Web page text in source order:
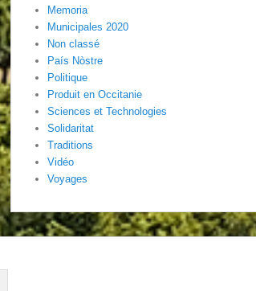
Memoria
Municipales 2020
Non classé
País Nòstre
Politique
Produit en Occitanie
Sciences et Technologies
Solidaritat
Traditions
Vidéo
Voyages